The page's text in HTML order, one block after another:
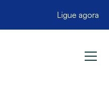
Ligue agora